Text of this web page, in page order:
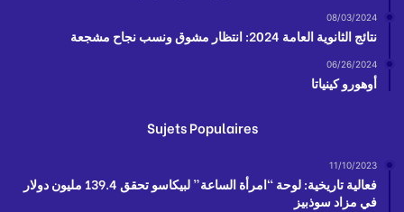
08/03/2024
نتائج الثانوية العامة 2024: انتظار مشوق ونسب نجاح مشجعة
06/26/2024
أوهورو كينياتا
Sujets Populaires
11/10/2023
فعالية تاريخية: لوحة “امرأة الساعة” لبيكاسو تحقق 139.4 مليون دولار
في مزاد سوذبيز